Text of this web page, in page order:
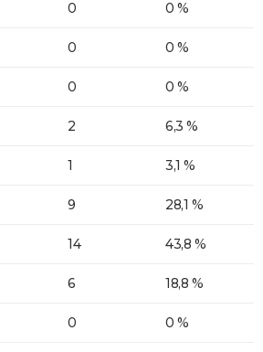
0 0 %
0 0 %
0 0 %
2 6,3 %
1 3,1 %
9 28,1 %
14 43,8 %
6 18,8 %
0 0 %